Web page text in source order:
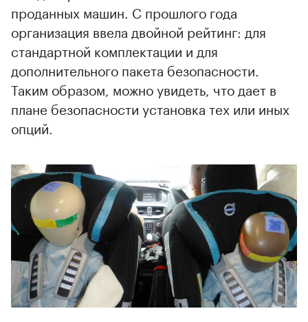
проданных машин. С прошлого года
организация ввела двойной рейтинг: для
стандартной комплектации и для
дополнительного пакета безопасности.
Таким образом, можно увидеть, что дает в
плане безопасности установка тех или иных
опций.